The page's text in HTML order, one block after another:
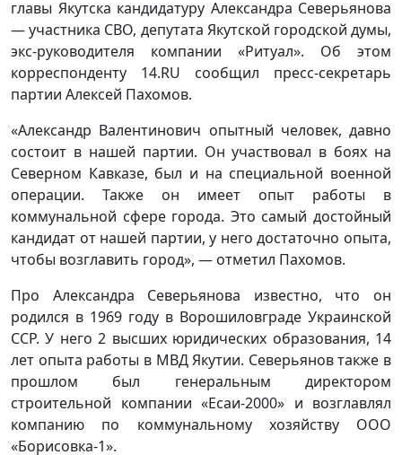
главы Якутска кандидатуру Александра Северьянова
— участника СВО, депутата Якутской городской думы,
экс-руководителя компании «Ритуал». Об этом
корреспонденту 14.RU сообщил пресс-секретарь
партии Алексей Пахомов.
«Александр Валентинович опытный человек, давно
состоит в нашей партии. Он участвовал в боях на
Северном Кавказе, был и на специальной военной
операции. Также он имеет опыт работы в
коммунальной сфере города. Это самый достойный
кандидат от нашей партии, у него достаточно опыта,
чтобы возглавить город», — отметил Пахомов.
Про Александра Северьянова известно, что он
родился в 1969 году в Ворошиловграде Украинской
ССР. У него 2 высших юридических образования, 14
лет опыта работы в МВД Якутии. Северьянов также в
прошлом был генеральным директором
строительной компании «Есаи-2000» и возглавлял
компанию по коммунальному хозяйству ООО
«Борисовка-1».